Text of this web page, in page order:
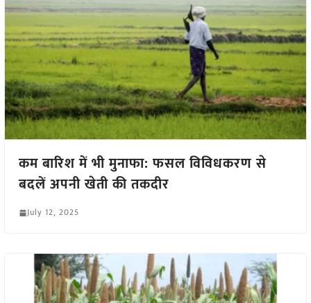
कम बारिश में भी मुनाफा: फसल विविधकरण से
बदलें अपनी खेती की तकदीर
July 12, 2025